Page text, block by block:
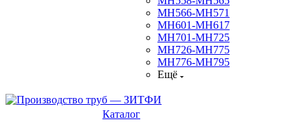
МН566-МН571
МН601-МН617
МН701-МН725
МН726-МН775
МН776-МН795
Ещё
Каталог